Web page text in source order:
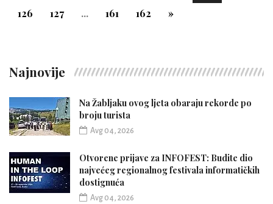
126
127 ... 161 162 »
Najnovije
Na Žabljaku ovog ljeta obaraju rekorde po
broju turista
Avg 04, 2026
Otvorene prijave za INFOFEST: Budite dio
najvećeg regionalnog festivala informatičkih
dostignuća
Avg 04, 2026